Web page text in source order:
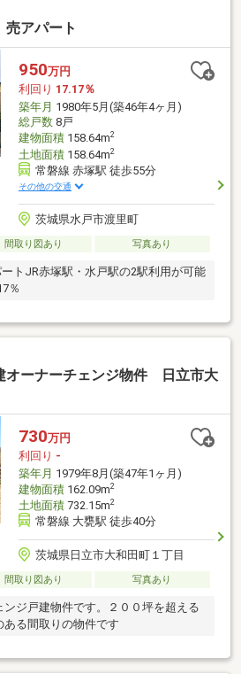
アパート
950万円
利回り 17.17％
築年月 1980年5月(築46年4ヶ月)
総戸数8戸
建物面積158.64m2
土地面積158.64m2
常磐線 赤塚駅 徒歩55分
その他の交通
茨城県水戸市渡里町
間取り図あり 写真あり
トJR赤塚駅・水戸駅の2駅利用が可能
％
オーナーチェンジ物件 日立市大
730万円
利回り -
築年月 1979年8月(築47年1ヶ月)
建物面積162.09m2
土地面積732.15m2
常磐線 大甕駅 徒歩40分
茨城県日立市大和田町１丁目
間取り図あり 写真あり
ジ戸建物件です。２００坪を超える
る間取りの物件です